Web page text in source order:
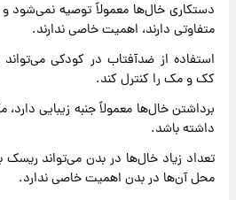
دستکاری خال‌ها معمولاً توصیه نمی‌شود
متفاوتی دارند، اهمیت خاصی ندارند.
استفاده از ضدآفتاب در کودکی می‌تواند
کک و مک را کنترل کند.
برداشتن خال‌ها معمولاً جنبه زیبایی دارد،
داشته باشد.
تعداد زیاد خال‌ها در بدن می‌تواند ریسک
محل آن‌ها در بدن اهمیت خاصی ندارد.